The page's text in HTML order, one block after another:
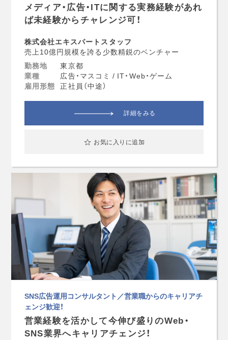
メディア・広告・ITに関する実務経験があれ
ば未経験からチャレンジ可！
株式会社エキスパートスタッフ
売上10億円規模を誇る少数精鋭のベンチャー
勤務地
東京都
業種
広告・マスコミ / IT・Web・ゲーム
雇用形態 正社員（中途）
詳細をみる
お気に入りに追加
SNS広告運用コンサルタント／営業職からのキャリアチ
ェンジ歓迎！
営業経験を活かして今伸び盛りのWeb・
SNS業界へキャリアチェンジ！